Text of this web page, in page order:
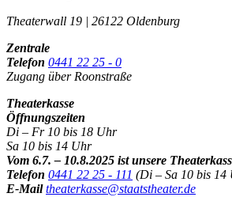
Theaterwall 19 | 26122 Oldenburg
Zentrale
Telefon 0441 22 25 - 0
Zugang über Roonstraße
Theaterkasse
Öffnungszeiten
Di – Fr 10 bis 18 Uhr
Sa 10 bis 14 Uhr
Vom 6.7. – 10.8.2025 ist unsere
Telefon 0441 22 25 - 111 (Di – Sa 10 bis 14
E-Mail theaterkasse@staatstheater.de